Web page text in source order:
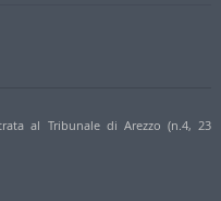
al Tribunale di Arezzo (n.4, 23